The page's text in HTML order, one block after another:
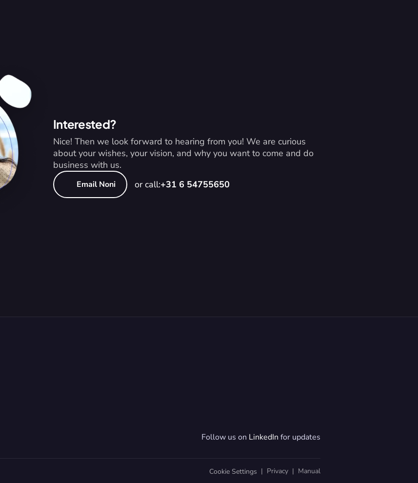
Interested?
Nice! Then we look forward to hearing from you! We are curious
about your wishes, your vision, and why you want to come and do
business with us.
Email Noni or call:+31 6 54755650
Follow us on LinkedIn for updates
Cookie Settings
  |
Privacy
  |
Manual